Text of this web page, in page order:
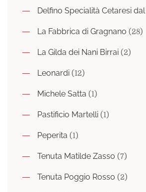
Delfino Specialità Cetaresi dal
La Fabbrica di Gragnano (28)
La Gilda dei Nani Birrai (2)
Leonardi (12)
Michele Satta (1)
Pastificio Martelli (1)
Peperita (1)
Tenuta Matilde Zasso (7)
Tenuta Poggio Rosso (2)